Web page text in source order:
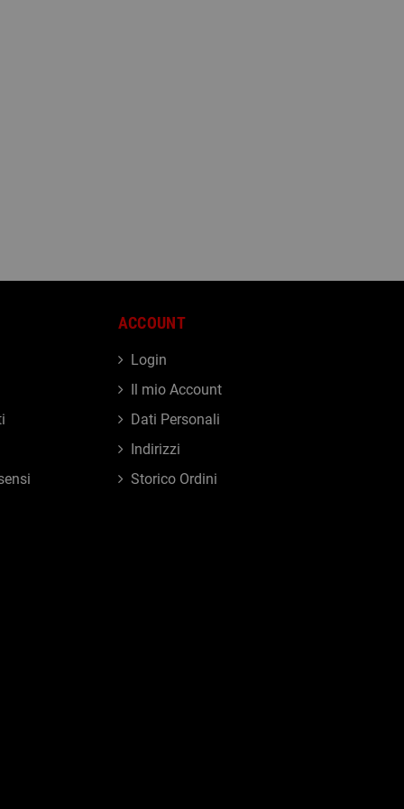
ACCOUNT
Login
Il mio Account
Dati Personali
Indirizzi
Storico Ordini